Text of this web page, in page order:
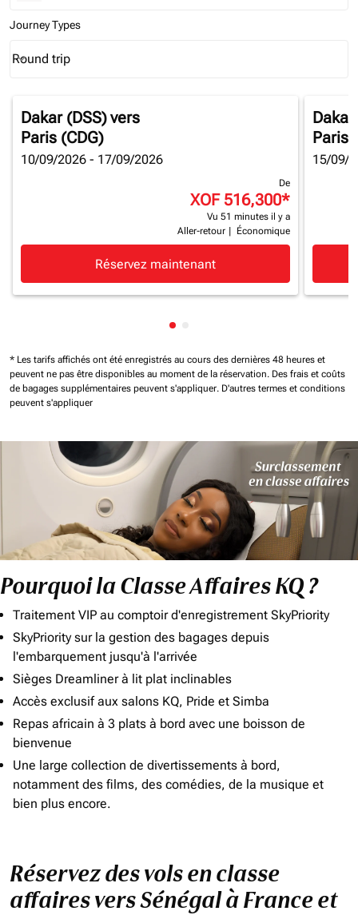
Journey Types
Journey Types option Round trip Selected
Round trip
keyboard_arrow_down
Dakar (DSS)vers
Paris (CDG)
10/09/2026 - 17/09/2026
De
XOF 516,300*
Vu 51 minutes il y a
Aller-retour
Économique
Réservez maintenant
Dakar
Paris
15/09/
Affichage de cmp-pagination-
* Les tarifs affichés ont été enregistrés au cours des dernières 48 heures et
peuvent ne pas être disponibles au moment de la réservation. Des frais et coûts
de bagages supplémentaires peuvent s'appliquer. D'autres termes et conditions
peuvent s'appliquer
Pourquoi la Classe Affaires KQ ?
Traitement VIP au comptoir d'enregistrement SkyPriority
SkyPriority sur la gestion des bagages depuis
l'embarquement jusqu'à l'arrivée
Sièges Dreamliner à lit plat inclinables
Accès exclusif aux salons KQ, Pride et Simba
Repas africain à 3 plats à bord avec une boisson de
bienvenue
Une large collection de divertissements à bord,
notamment des films, des comédies, de la musique et
bien plus encore.
Réservez des vols en classe
affaires vers Sénégal à France et